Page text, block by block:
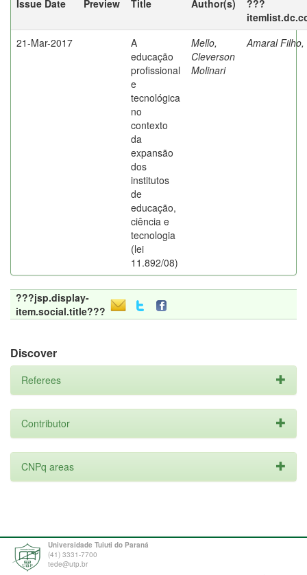
Issue Date Preview Title Author(s)
???
21-Mar-2017
A
educação
profissional
e
tecnológica
no
contexto
da
expansão
dos
institutos
de
educação,
ciência e
tecnologia
(lei
11.892/08)
Mello,
Cleverson
Molinari
Amaral
???jsp.display-
item.social.title???
Discover
Referees
Contributor
CNPq areas
Universidade Tuiuti do Paraná
(41) 3331-7700
tede@utp.br